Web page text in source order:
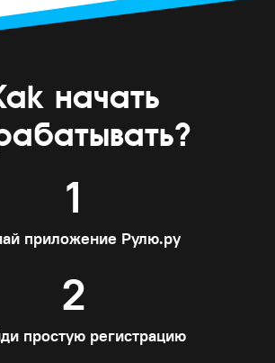
начать
1
приложение Рулю.ру
2
простую регистрацию